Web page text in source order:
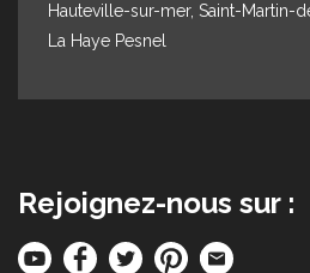
Hauteville-sur-mer, Saint-Martin-
La Haye Pesnel
Rejoignez-nous sur :